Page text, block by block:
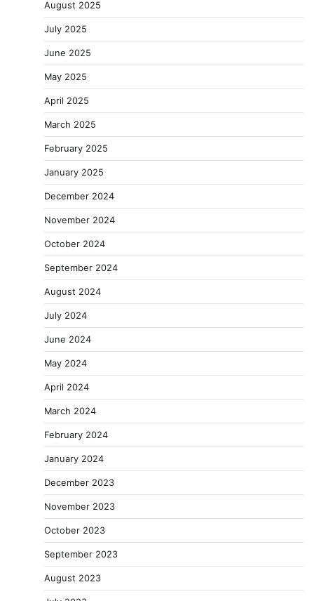
August 2025
July 2025
June 2025
May 2025
April 2025
March 2025
February 2025
January 2025
December 2024
November 2024
October 2024
September 2024
August 2024
July 2024
June 2024
May 2024
April 2024
March 2024
February 2024
January 2024
December 2023
November 2023
October 2023
September 2023
August 2023